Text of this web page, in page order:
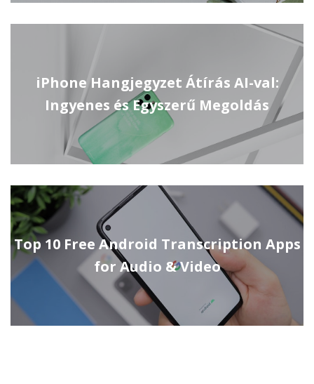
iPhone Hangjegyzet Átírás AI-val:
Ingyenes és Egyszerű Megoldás
Top 10 Free Android Transcription Apps
for Audio & Video